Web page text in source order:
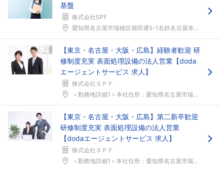
基盤
株式会社SPF
愛知県名古屋市瑞穂区堀田通5-1名鉄名古屋本線「神...
【東京・名古屋・大阪・広島】経験者歓迎 研
修制度充実 表面処理設備の法人営業【doda
エージェントサービス 求人】
株式会社ＳＰＦ
＜勤務地詳細1＞本社住所：愛知県名古屋市瑞穂区堀田...
【東京・名古屋・大阪・広島】第二新卒歓迎
研修制度充実 表面処理設備の法人営業
【dodaエージェントサービス 求人】
株式会社ＳＰＦ
＜勤務地詳細1＞本社住所：愛知県名古屋市瑞穂区堀田...